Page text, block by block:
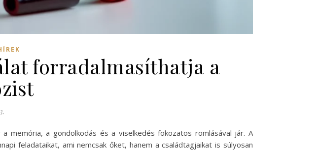
forradalmasíthatja a
memória, a gondolkodás és a viselkedés fokozatos romlásával jár. A
feladataikat, ami nemcsak őket, hanem a családtagjaikat is súlyosan